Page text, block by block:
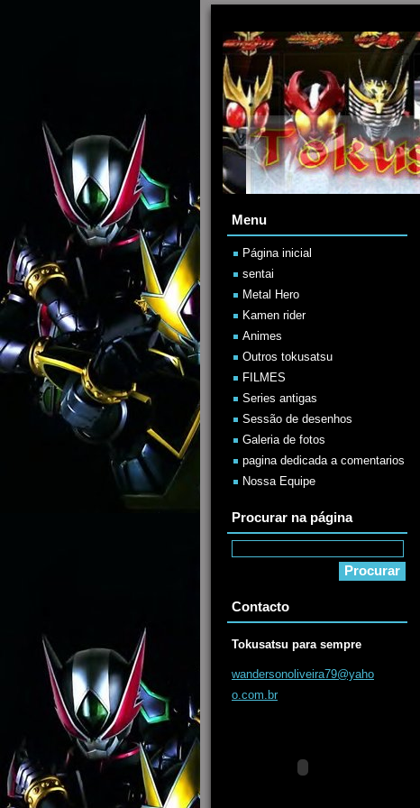
Menu
Página inicial
sentai
Metal Hero
Kamen rider
Animes
Outros tokusatsu
FILMES
Series antigas
Sessão de desenhos
Galeria de fotos
pagina dedicada a comentarios
Nossa Equipe
Procurar na página
Contacto
Tokusatsu para sempre
wandersonoliveira79@yaho
o.com.br